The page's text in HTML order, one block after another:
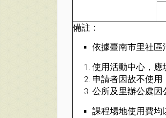
備註：
依據臺南市里社區
使用活動中心，應
申請者因故不使用
公所及里辦公處因
課程場地使用費均